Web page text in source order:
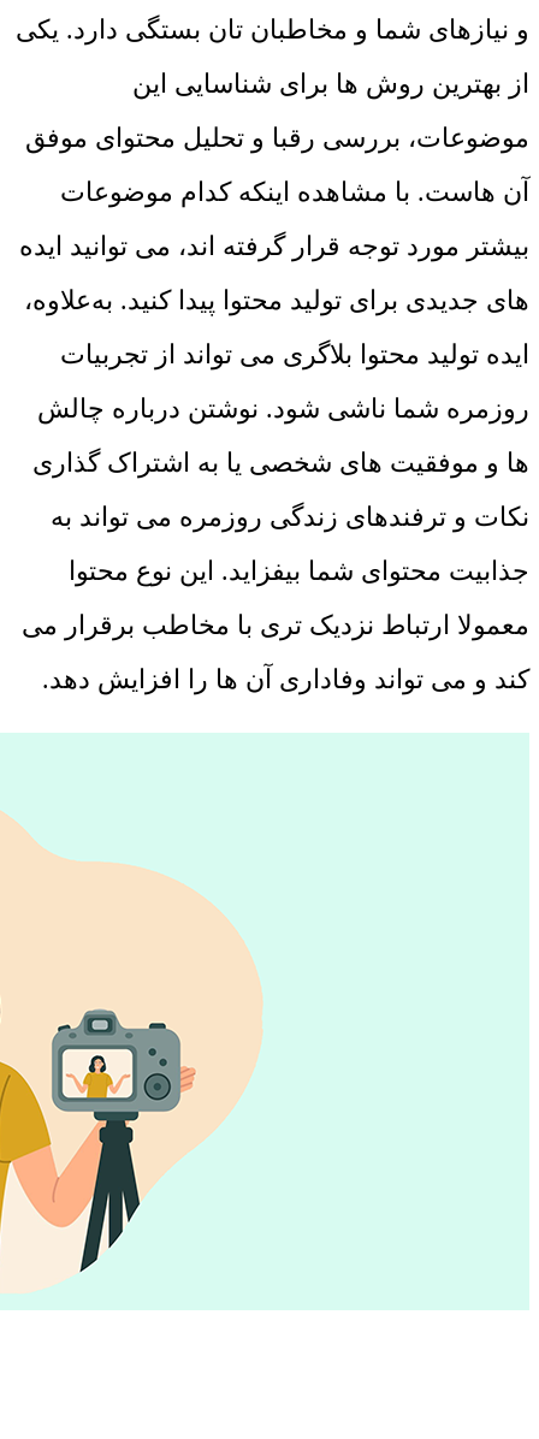
و نیازهای شما و مخاطبان ‌تان بستگی دارد. یکی
از بهترین روش ‌ها برای شناسایی این
موضوعات، بررسی رقبا و تحلیل محتوای موفق
آن ‌هاست. با مشاهده اینکه کدام موضوعات
بیشتر مورد توجه قرار گرفته ‌اند، می‌ توانید ایده‌
های جدیدی برای تولید محتوا پیدا کنید. به‌علاوه،
ایده تولید محتوا بلاگری می‌ تواند از تجربیات
روزمره شما ناشی شود. نوشتن درباره چالش‌
ها و موفقیت ‌های شخصی یا به اشتراک‌ گذاری
نکات و ترفندهای زندگی روزمره می ‌تواند به
جذابیت محتوای شما بیفزاید. این نوع محتوا
معمولا ارتباط نزدیک ‌تری با مخاطب برقرار می
‌کند و می ‌تواند وفاداری آن ‌ها را افزایش دهد.